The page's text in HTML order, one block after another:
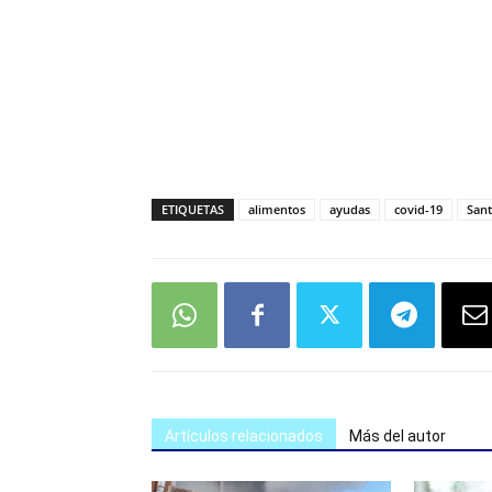
ETIQUETAS alimentos ayudas covid-19
Artículos relacionados Más del autor